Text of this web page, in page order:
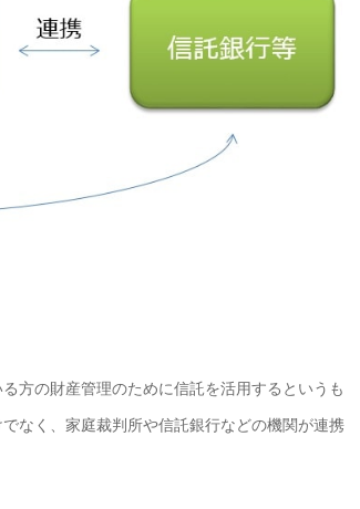
方の財産管理のために信託を活用するというも
なく、家庭裁判所や信託銀行などの機関が連携